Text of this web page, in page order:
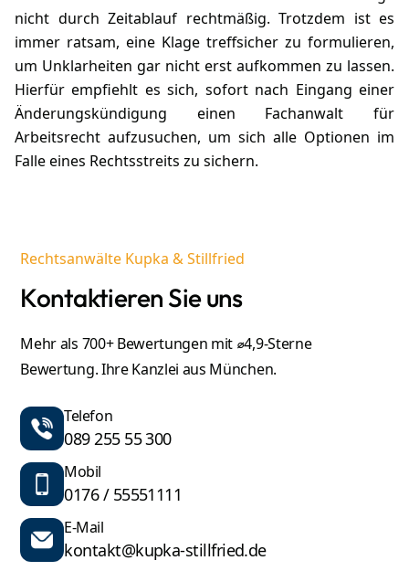
nicht durch Zeitablauf rechtmäßig. Trotzdem ist es
immer ratsam, eine Klage treffsicher zu formulieren,
um Unklarheiten gar nicht erst aufkommen zu lassen.
Hierfür empfiehlt es sich, sofort nach Eingang einer
Änderungskündigung einen Fachanwalt für
Arbeitsrecht aufzusuchen, um sich alle Optionen im
Falle eines Rechtsstreits zu sichern.
Rechtsanwälte Kupka & Stillfried
Kontaktieren Sie uns
Mehr als 700+ Bewertungen mit ⌀4,9-Sterne
Bewertung. Ihre Kanzlei aus München.
Telefon
089 255 55 300
Mobil
0176 / 55551111
E-Mail
kontakt@kupka-stillfried.de